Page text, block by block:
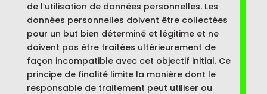
de l’utilisation de données personnelles. Les
données personnelles doivent être collectées
pour un but bien déterminé et légitime et ne
doivent pas être traitées ultérieurement de
façon incompatible avec cet objectif initial. Ce
principe de finalité limite la manière dont le
responsable de traitement peut utiliser ou